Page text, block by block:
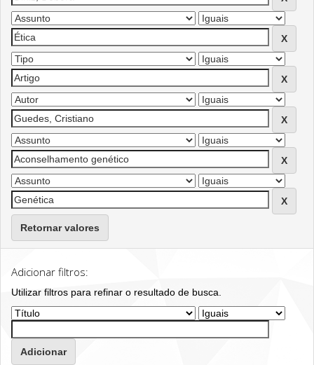
Retornar valores
Adicionar filtros:
Utilizar filtros para refinar o resultado de busca.